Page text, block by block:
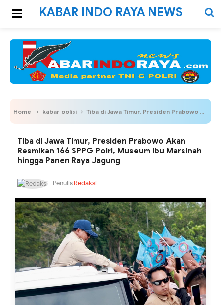
KABAR INDO RAYA NEWS
Home kabar polisi Tiba di Jawa Timur, Presiden Prabowo Akan Resmikan 166 SPPG Polri, Museum Ibu Marsinah hingga Panen Raya Jagung
Tiba di Jawa Timur, Presiden Prabowo Akan
Resmikan 166 SPPG Polri, Museum Ibu Marsinah
hingga Panen Raya Jagung
Penulis Redaksi